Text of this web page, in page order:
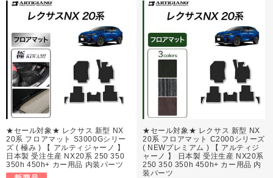
★セール対象★ レクサス 新型 NX
20系 フロアマット S3000Gシリー
ズ ( 極み ) 【 アルティジャーノ 】
日本製 受注生産 NX20系 250 350
350h 450h+ カー用品 内装パーツ
★セール対象★ レクサス 新型 NX
20系 フロアマット C2000シリーズ
( NEWプレミアム ) 【 アルティジ
ャーノ 】 日本製 受注生産 NX20系
250 350 350h 450h+ カー用品 内
装パーツ